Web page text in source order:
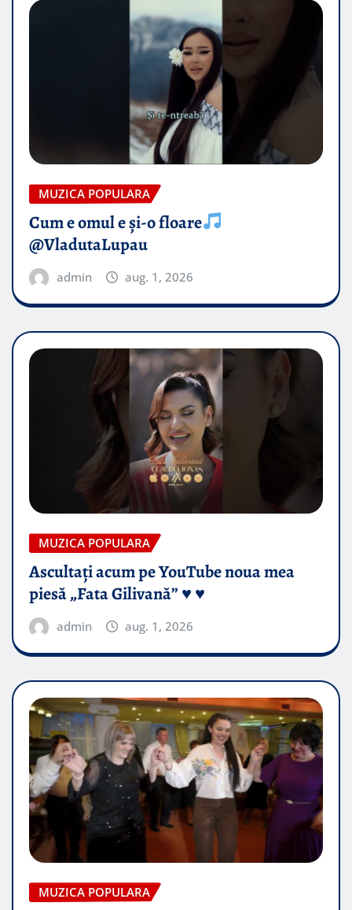
MUZICA POPULARA
Cum e omul e și-o floare
@VladutaLupau
admin aug. 1, 2026
MUZICA POPULARA
Ascultați acum pe YouTube noua mea
piesă „Fata Gilivană” ♥️ ♥️
admin aug. 1, 2026
MUZICA POPULARA